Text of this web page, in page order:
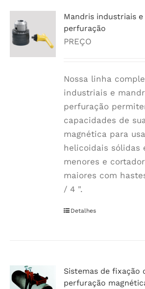
Mandris industriais
perfuração
PREÇO
Nossa linha
industriais e
perfuração
capacidades de
magnética para
helicoidais sólidas
menores e
maiores com
/ 4 ".
Detalhes
Sistemas de fixação
perfuração